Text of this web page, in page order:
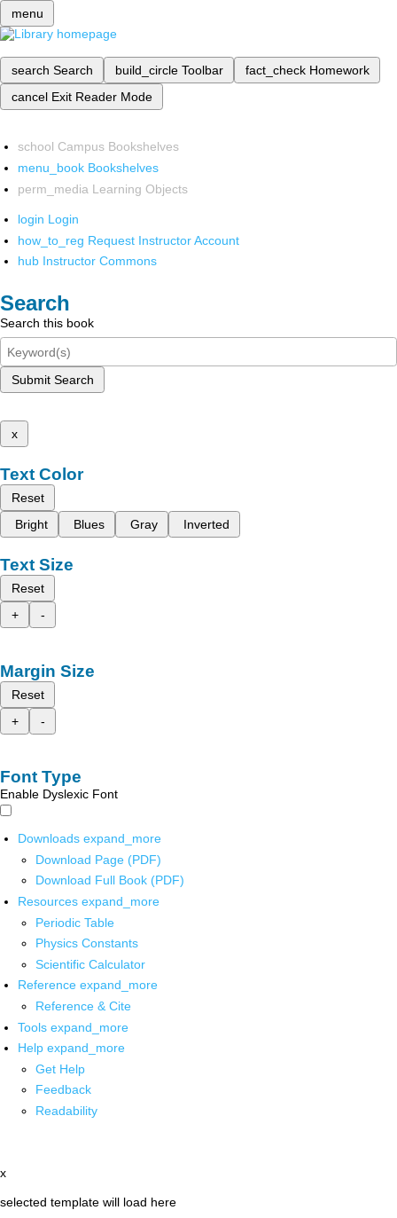
menu
search Search build_circle Toolbar fact_check Homework
cancel Exit Reader Mode
school Campus Bookshelves
menu_book Bookshelves
perm_media Learning Objects
login Login
how_to_reg Request Instructor Account
hub Instructor Commons
Search
Search this book
Submit Search
x
Text Color
Reset
Bright
Blues Gray Inverted
Text Size
Reset
+
-
Margin Size
Reset
+
-
Font Type
Enable Dyslexic Font
Downloads expand_more
Download Page (PDF)
Download Full Book (PDF)
Resources expand_more
Periodic Table
Physics Constants
Scientific Calculator
Reference expand_more
Reference & Cite
Tools expand_more
Help expand_more
Get Help
Feedback
Readability
x
selected template will load here